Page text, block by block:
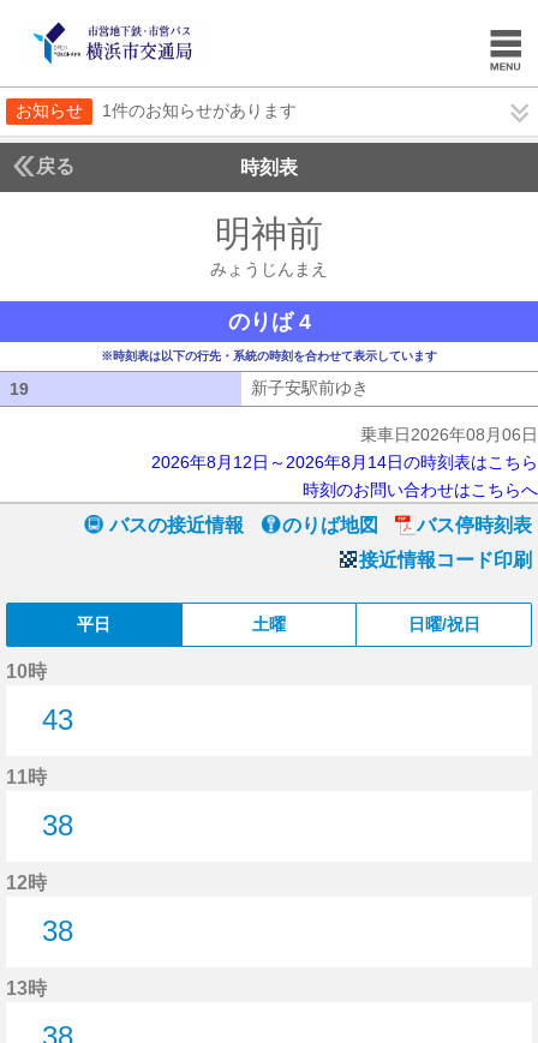
お知らせ 1件のお知らせがあります
戻る 時刻表
明神前
みょうじんまえ
のりば 4
※時刻表は以下の行先・系統の時刻を合わせて表示しています
19 新子安駅前ゆき
乗車日2026年08月06日
2026年8月12日～2026年8月14日の時刻表はこちら
時刻のお問い合わせはこちらへ
バスの接近情報 のりば地図
バス停時刻表
接近情報コード印刷
平日 土曜 日曜/祝日
10時
43
11時
38
12時
38
13時
38